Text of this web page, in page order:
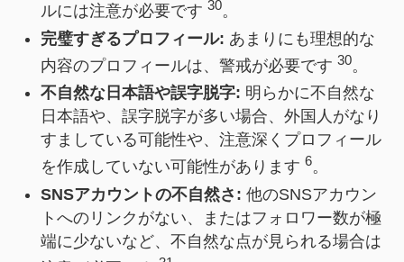
ルには注意が必要です 30。
完璧すぎるプロフィール: あまりにも理想的な
内容のプロフィールは、警戒が必要です 30。
不自然な日本語や誤字脱字: 明らかに不自然な
日本語や、誤字脱字が多い場合、外国人がなり
すましている可能性や、注意深くプロフィール
を作成していない可能性があります 6。
SNSアカウントの不自然さ: 他のSNSアカウン
トへのリンクがない、またはフォロワー数が極
端に少ないなど、不自然な点が見られる場合は